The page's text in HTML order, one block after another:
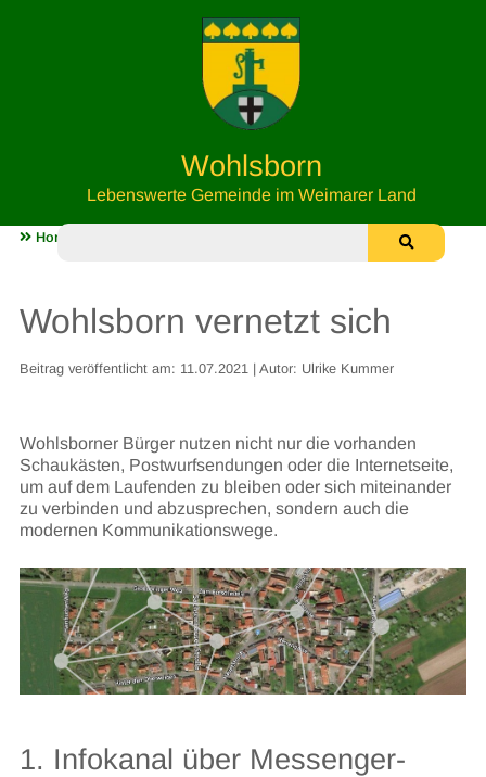
Wohlsborn
Lebenswerte Gemeinde im Weimarer Land
Home Wohlsborn vernetzt sich
Wohlsborn vernetzt sich
Beitrag veröffentlicht am: 11.07.2021 | Autor: Ulrike Kummer
Wohlsborner Bürger nutzen nicht nur die vorhanden
Schaukästen, Postwurfsendungen oder die Internetseite,
um auf dem Laufenden zu bleiben oder sich miteinander
zu verbinden und abzusprechen, sondern auch die
modernen Kommunikationswege.
1. Infokanal über Messenger-